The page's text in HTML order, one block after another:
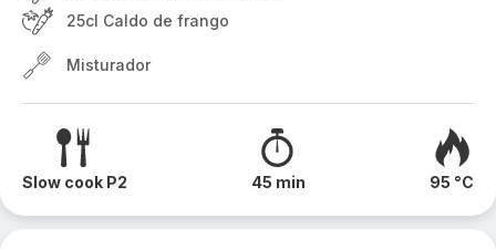
25cl Caldo de frango
Misturador
Slow cook P2 45 min 95 °C